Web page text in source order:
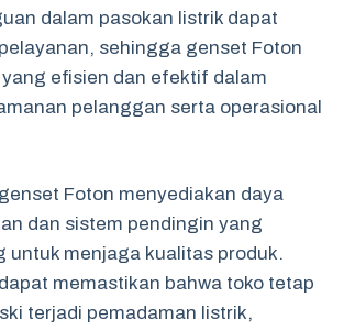
dalam pasokan listrik dapat
sehingga genset Foton
efisien dan efektif dalam
pelanggan serta operasional
Foton menyediakan daya
dan sistem pendingin yang
untuk menjaga kualitas produk.
memastikan bahwa toko tetap
terjadi pemadaman listrik,